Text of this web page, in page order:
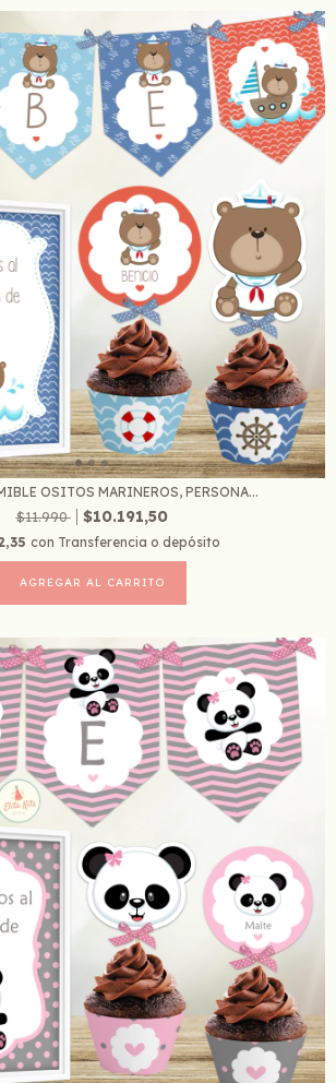
OSITOS MARINEROS, PERSONA...
$11.990
$10.191,50
con Transferencia o depósito